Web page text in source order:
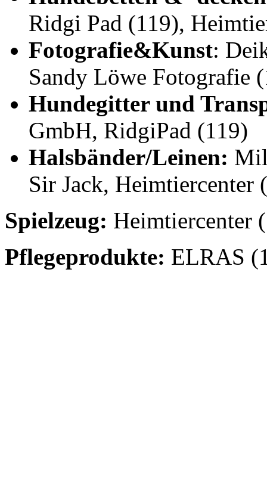
Ridgi Pad (119),
Fotografie&Kunst:
Sandy Löwe Fotografie
Hundegitter und
GmbH, RidgiPad (119)
Halsbänder/Leinen:
Sir Jack, Heimtiercenter
Spielzeug: Heimtiercenter
Pflegeprodukte: ELRAS